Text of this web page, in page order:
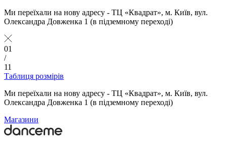
Ми переїхали на нову адресу - ТЦ «Квадрат», м. Київ, вул.
Олександра Довженка 1 (в підземному переході)
01
/
11
Таблиця розмірів
Ми переїхали на нову адресу - ТЦ «Квадрат», м. Київ, вул.
Олександра Довженка 1 (в підземному переході)
Магазини